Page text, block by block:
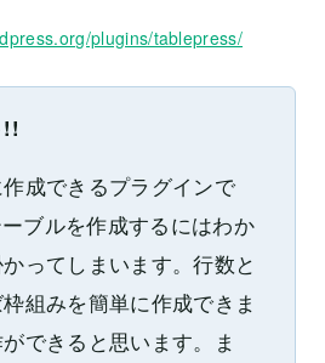
plugins/tablepress/
!!
成できるプラグインで
ブルを作成するにはわか
ってしまいます。行数と
組みを簡単に作成できま
できると思います。ま